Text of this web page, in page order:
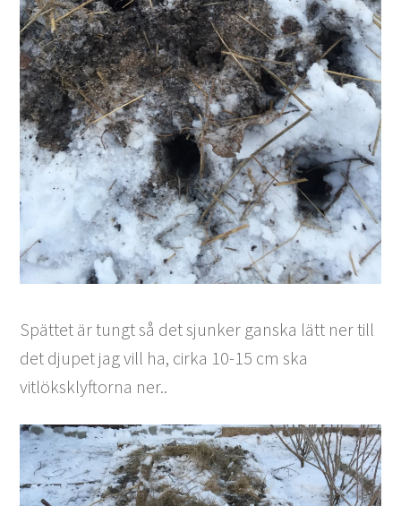
Spättet är tungt så det sjunker ganska lätt ner till
det djupet jag vill ha, cirka 10-15 cm ska
vitlöksklyftorna ner..